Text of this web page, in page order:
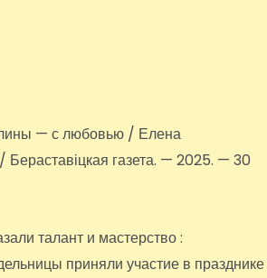
— с любовью / Елена
газета. — 2025. — 30
талант и мастерство :
приняли участие в празднике